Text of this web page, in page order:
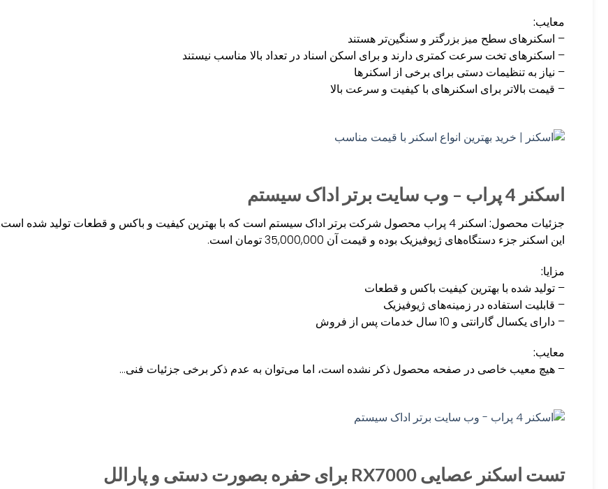
معایب:
– اسکنرهای سطح میز بزرگتر و سنگین‌تر هستند
– اسکنرهای تخت سرعت کمتری دارند و برای اسکن اسناد در تعداد بالا مناسب نیستند
– نیاز به تنظیمات دستی برای برخی از اسکنرها
– قیمت بالاتر برای اسکنرهای با کیفیت و سرعت بالا
اسکنر 4 پراب – وب سایت برتر اداک سیستم
جزئیات محصول:
اسکنر 4 پراب محصول شرکت برتر اداک سیستم است که با بهترین کیفیت و باکس و قطعات تولید شده است.
این اسکنر جزء دستگاه‌های ژیوفیزیک بوده و قیمت آن 35,000,000 تومان است.
مزایا:
– تولید شده با بهترین کیفیت باکس و قطعات
– قابلیت استفاده در زمینه‌های ژیوفیزیک
– دارای یکسال گارانتی و 10 سال خدمات پس از فروش
معایب:
– هیچ معیب خاصی در صفحه محصول ذکر نشده است، اما می‌توان به عدم ذکر برخی جزئیات فنی…
تست اسکنر عصایی RX7000 برای حفره بصورت دستی و پارالل